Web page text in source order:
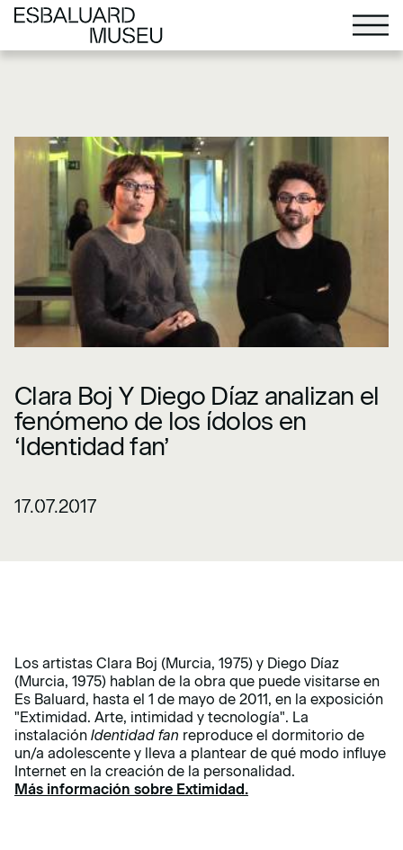
Más información sobre Extimidad.
Más información
sobre Extimidad. ">
Clara Boj Y Diego Díaz analizan el
fenómeno de los ídolos en
‘Identidad fan’
17.07.2017
Los artistas Clara Boj (Murcia, 1975) y Diego Díaz
(Murcia, 1975) hablan de la obra que puede visitarse en
Es Baluard, hasta el 1 de mayo de 2011, en la exposición
"Extimidad. Arte, intimidad y tecnología". La
instalación Identidad fan reproduce el dormitorio de
un/a adolescente y lleva a plantear de qué modo influye
Internet en la creación de la personalidad.
Más información sobre Extimidad.